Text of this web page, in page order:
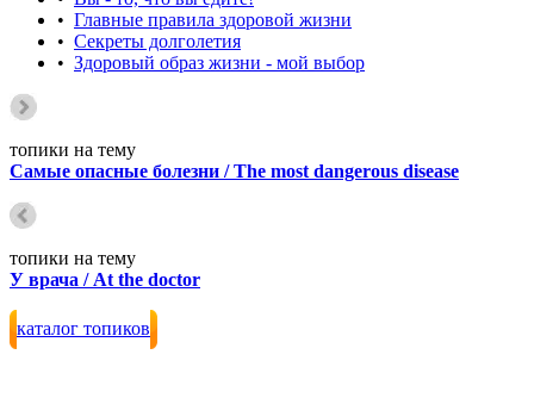
• Главные правила здоровой жизни
• Cекреты долголетия
• Здоровый образ жизни - мой выбор
топики на тему
Самые опасные болезни / The most dangerous disease
топики на тему
У врача / At the doctor
каталог топиков